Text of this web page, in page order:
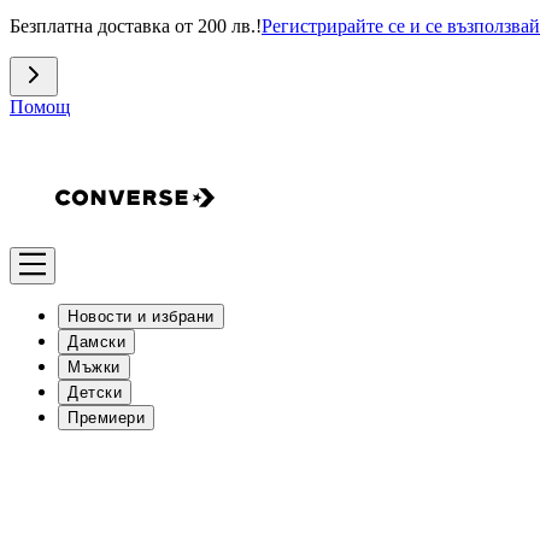
Безплатна доставка от 200 лв.!Регистрирайте се и се
Помощ
Новости и избрани
Дамски
Мъжки
Детски
Премиери